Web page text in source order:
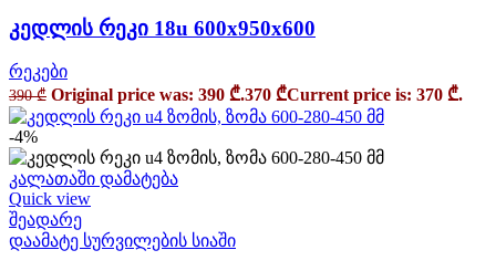
კედლის რეკი 18u 600x950x600
რეკები
390₾ Original price was: 390 ₾.370 ₾Current price is: 370 ₾.
-4%
კალათაში დამატება
Quick view
შეადარე
დაამატე სურვილების სიაში